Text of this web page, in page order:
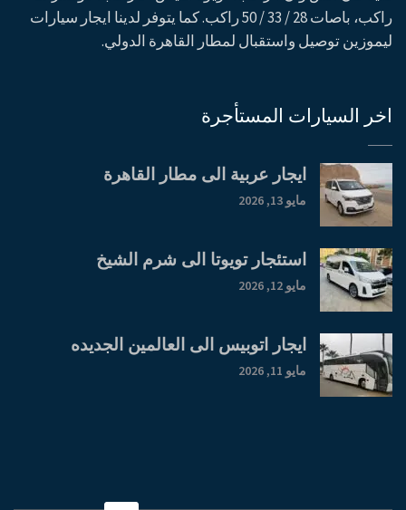
راكب، باصات 28 / 33 / 50 راكب. كما يتوفر لدينا ايجار سيارات
ليموزين توصيل واستقبال لمطار القاهرة الدولي.
اخر السيارات المستأجرة
ايجار عربية الى مطار القاهرة
مايو 13, 2026
استئجار تويوتا الى شرم الشيخ
مايو 12, 2026
ايجار اتوبيس الى العالمين الجديده
مايو 11, 2026